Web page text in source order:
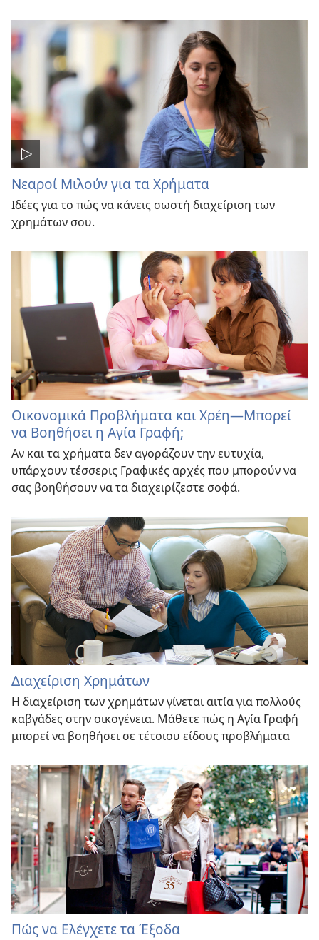
Νεαροί Μιλούν για τα Χρήματα
Ιδέες για το πώς να κάνεις σωστή διαχείριση των
χρημάτων σου.
Οικονομικά Προβλήματα και Χρέη—Μπορεί
να Βοηθήσει η Αγία Γραφή;
Αν και τα χρήματα δεν αγοράζουν την ευτυχία,
υπάρχουν τέσσερις Γραφικές αρχές που μπορούν να
σας βοηθήσουν να τα διαχειρίζεστε σοφά.
Διαχείριση Χρημάτων
Η διαχείριση των χρημάτων γίνεται αιτία για πολλούς
καβγάδες στην οικογένεια. Μάθετε πώς η Αγία Γραφή
μπορεί να βοηθήσει σε τέτοιου είδους προβλήματα
Πώς να Ελέγχετε τα Έξοδα